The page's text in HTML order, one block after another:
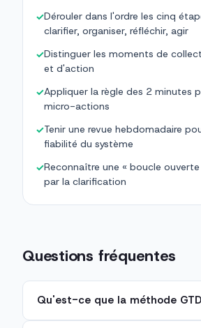
✓Dérouler dans l'ordre les cinq
clarifier, organiser, réfléchir, agir
✓Distinguer les moments de
et d'action
✓Appliquer la règle des 2 minutes
micro-actions
✓Tenir une revue hebdomadaire
fiabilité du système
✓Reconnaître une « boucle
par la clarification
Questions fréquentes
Qu'est-ce que la méthode